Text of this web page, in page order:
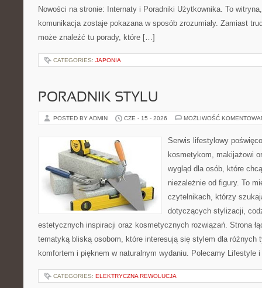
Nowości na stronie: Internaty i Poradniki Użytkownika. To
komunikacja zostaje pokazana w sposób zrozumiały. Zamiast
może znaleźć tu porady, które […]
CATEGORIES: JAPONIA
PORADNIK STYLU
POSTED BY ADMIN CZE - 15 - 2026 MOŻLIWOŚĆ
Serwis lifestylowy
kosmetykom, makijażowi
wygląd dla osób, które
niezależnie od figury. To
czytelnikach, którzy
dotyczących stylizacji,
estetycznych inspiracji oraz kosmetycznych rozwiązań. Strona
tematyką bliską osobom, które interesują się stylem dla różnych
komfortem i pięknem w naturalnym wydaniu. Polecamy Lifestyle
CATEGORIES: ELEKTRYCZNA REWOLUCJA